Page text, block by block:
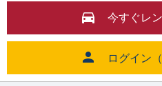
今すぐレ
ログイン